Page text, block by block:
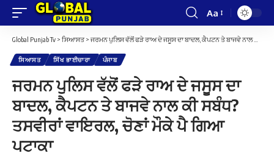
Font
Resizer
Aa
Global Punjab Tv > ਸਿਆਸਤ> ਜਰਮਨ ਪੁਲਿਸ ਵੱਲੋਂ ਫੜੇ ਰਾਅ ਦੇ ਜਸੂਸ ਦਾ ਬਾਦਲ, ਕੈਪਟਨ ਤੇ ਬਾਜਵੇ ਨਾਲ ਕੀ ਸਬੰਧ? ਤਸਵੀਰਾਂ ਵਾਇਰਲ, ਚੋਣਾਂ ਮੌਕੇ ਪੈ ਗਿਆ ਪਟਾਕਾ
ਸਿਆਸਤ ਸਿੱਖ ਭਾਈਚਾਰਾ ਪੰਜਾਬ
ਜਰਮਨ ਪੁਲਿਸ ਵੱਲੋਂ ਫੜੇ ਰਾਅ ਦੇ ਜਸੂਸ ਦਾ
ਬਾਦਲ, ਕੈਪਟਨ ਤੇ ਬਾਜਵੇ ਨਾਲ ਕੀ ਸਬੰਧ?
ਤਸਵੀਰਾਂ ਵਾਇਰਲ, ਚੋਣਾਂ ਮੌਕੇ ਪੈ ਗਿਆ
ਪਟਾਕਾ